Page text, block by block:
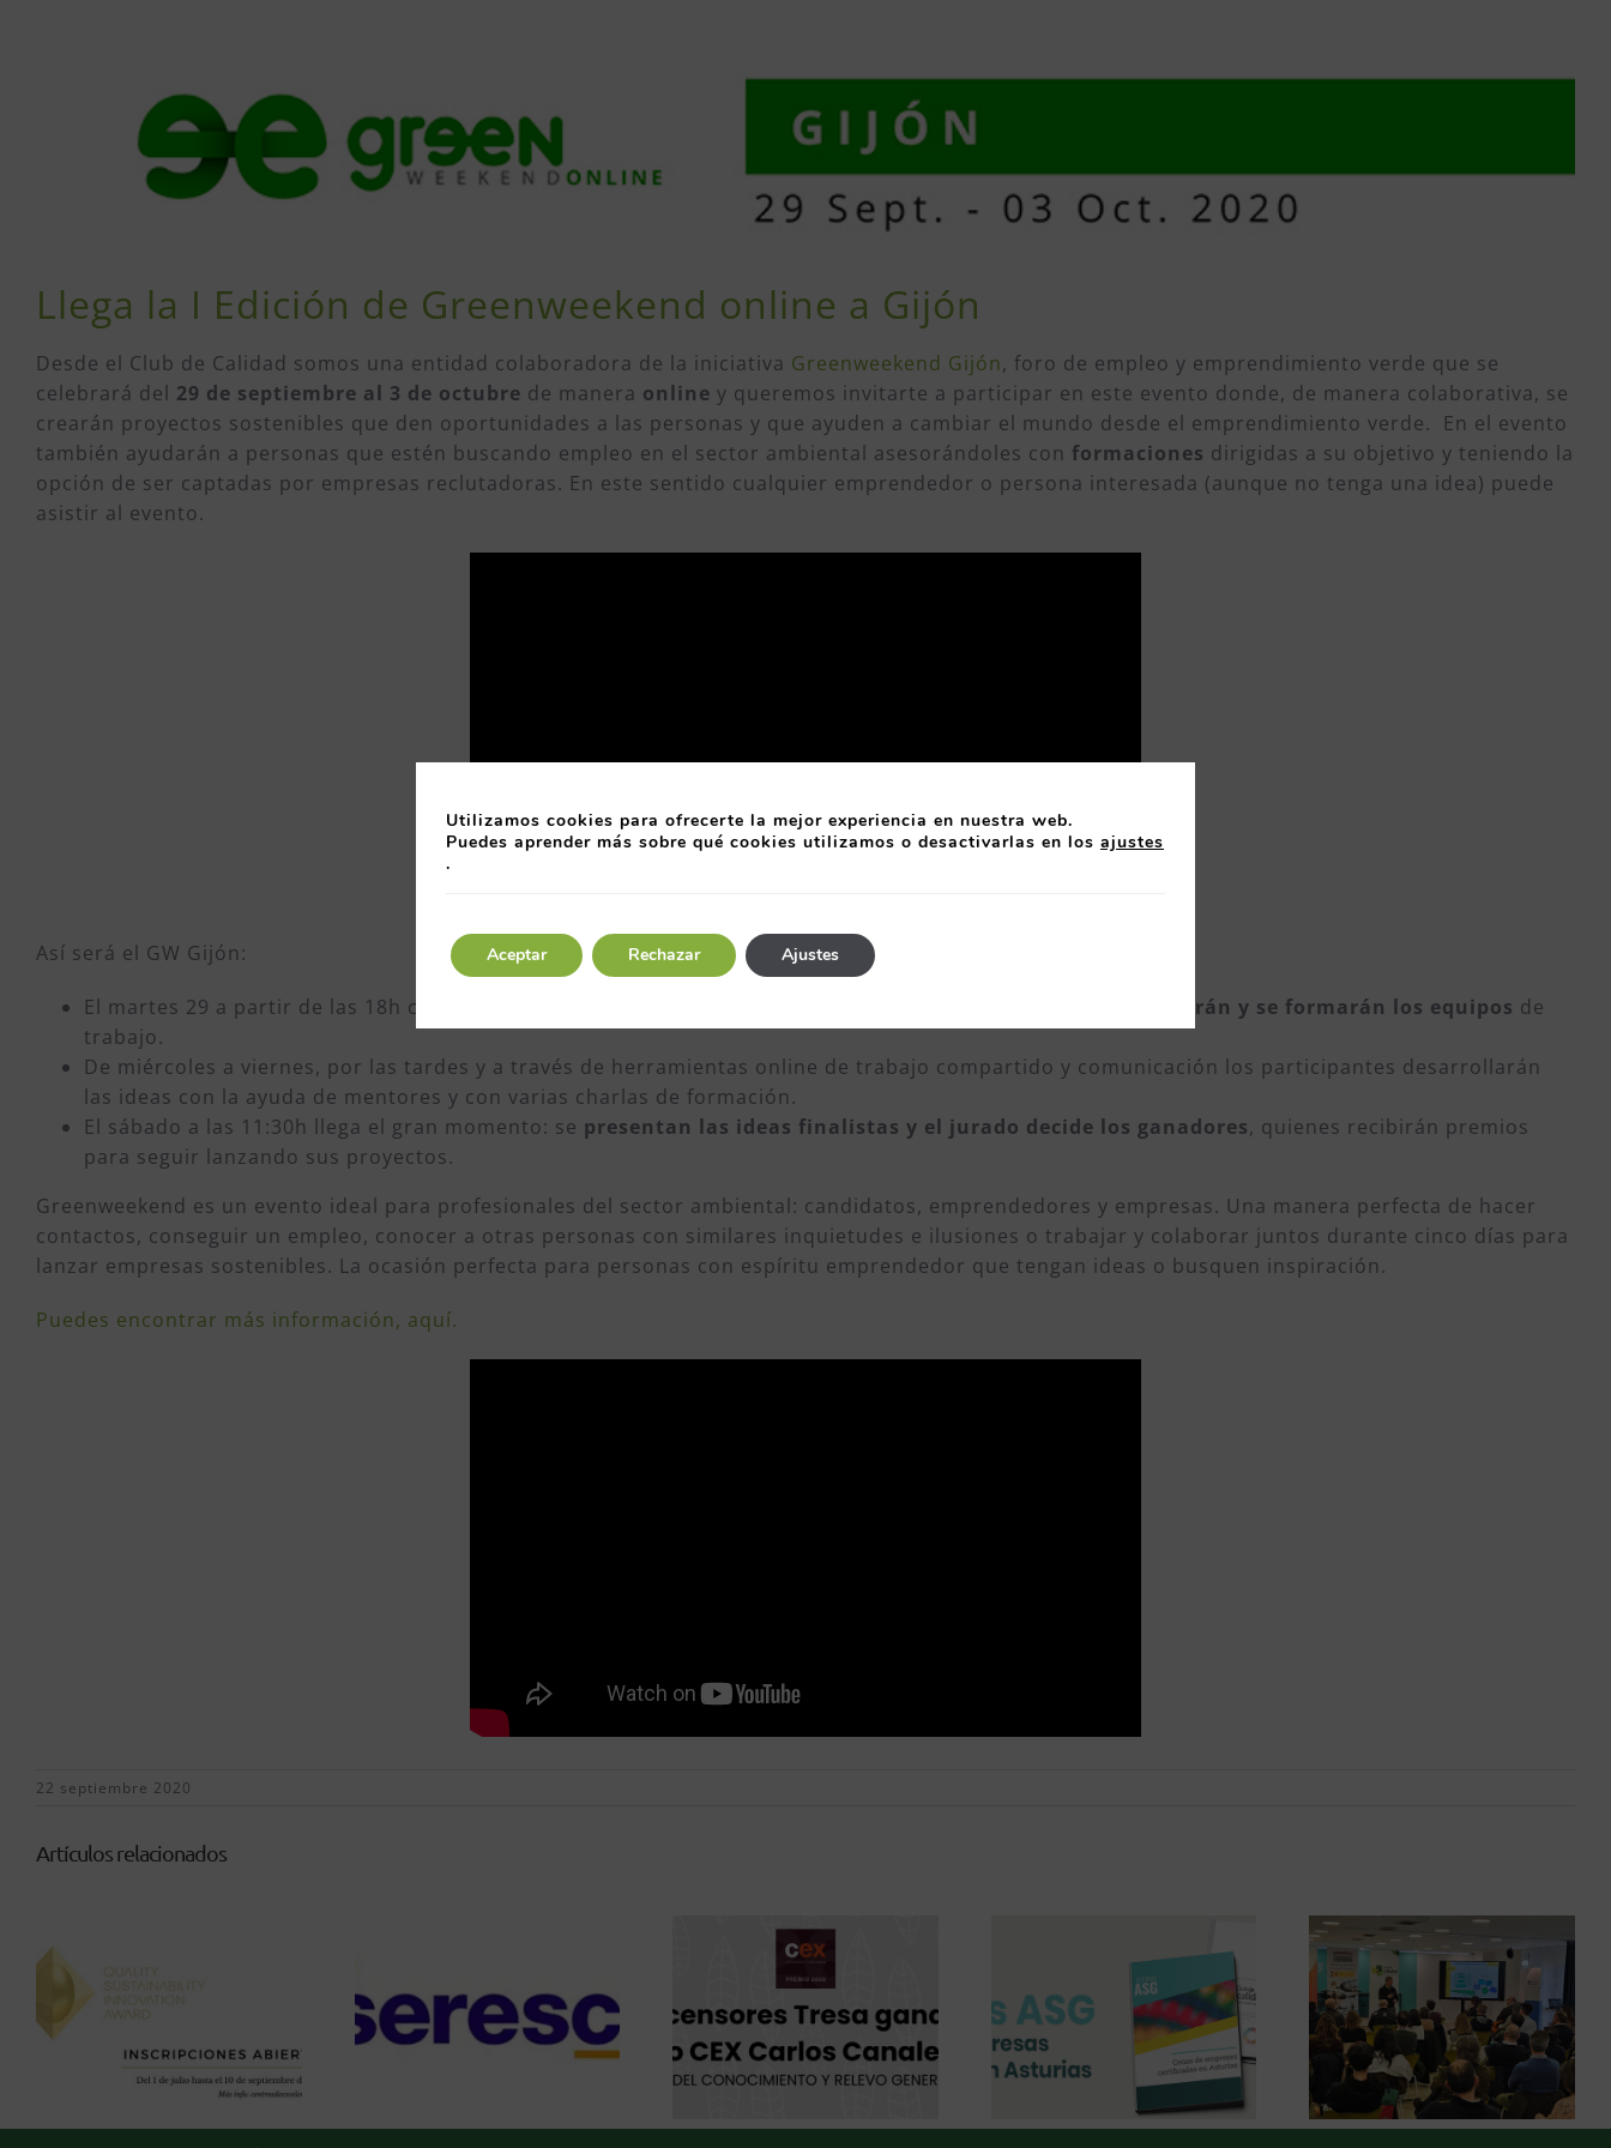
Llega la I Edición de Greenweekend online a Gijón
Desde el Club de Calidad somos una entidad colaboradora de la iniciativa Greenweekend Gijón, foro de empleo y emprendimiento verde que se
celebrará del 29 de septiembre al 3 de octubre de manera online y queremos invitarte a participar en este evento donde, de manera colaborativa, se
crearán proyectos sostenibles que den oportunidades a las personas y que ayuden a cambiar el mundo desde el emprendimiento verde. En el evento
también ayudarán a personas que estén buscando empleo en el sector ambiental asesorándoles con formaciones dirigidas a su objetivo y teniendo la
opción de ser captadas por empresas reclutadoras. En este sentido cualquier emprendedor o persona interesada (aunque no tenga una idea) puede
asistir al evento.
Así será el GW Gijón:
El martes 29 a partir de las 18h comenzará la conexión y se presentarán las ideas y los candidatos, se votarán y se formarán los equipos de
trabajo.
De miércoles a viernes, por las tardes y a través de herramientas online de trabajo compartido y comunicación los participantes desarrollarán
las ideas con la ayuda de mentores y con varias charlas de formación.
El sábado a las 11:30h llega el gran momento: se presentan las ideas finalistas y el jurado decide los ganadores, quienes recibirán premios
para seguir lanzando sus proyectos.
Greenweekend es un evento ideal para profesionales del sector ambiental: candidatos, emprendedores y empresas. Una manera perfecta de hacer
contactos, conseguir un empleo, conocer a otras personas con similares inquietudes e ilusiones o trabajar y colaborar juntos durante cinco días para
lanzar empresas sostenibles. La ocasión perfecta para personas con espíritu emprendedor que tengan ideas o busquen inspiración.
Puedes encontrar más información, aquí.
22 septiembre 2020
Artículos relacionados
Utilizamos cookies para ofrecerte la mejor experiencia en nuestra web.
Puedes aprender más sobre qué cookies utilizamos o desactivarlas en los ajustes
.
Aceptar Rechazar Ajustes